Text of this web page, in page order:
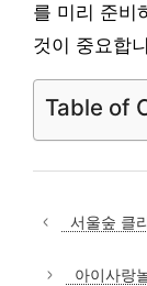
를 미리 준비
것이 중요합
Table of
서울숲 클
아이사랑